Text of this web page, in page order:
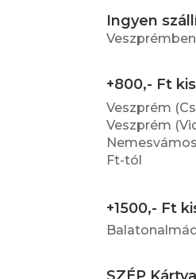
Ingyen
+800,- Ft
Veszprém
Veszprém
Ft-tól
+1500,- Ft